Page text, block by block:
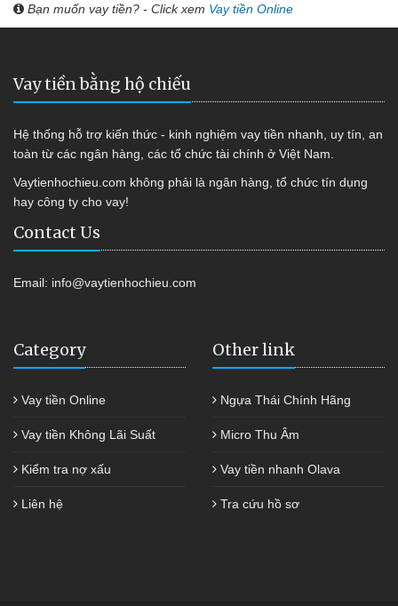
Bạn muốn vay tiền? - Click xem Vay tiền Online
Vay tiền bằng hộ chiếu
Hệ thống hỗ trợ kiến thức - kinh nghiệm vay tiền nhanh, uy tín, an
toàn từ các ngân hàng, các tổ chức tài chính ở Việt Nam.
Vaytienhochieu.com không phải là ngân hàng, tổ chức tín dụng
hay công ty cho vay!
Contact Us
Email: info@vaytienhochieu.com
Category
Vay tiền Online
Vay tiền Không Lãi Suất
Kiểm tra nợ xấu
Liên hệ
Other link
Ngựa Thái Chính Hãng
Micro Thu Âm
Vay tiền nhanh Olava
Tra cứu hồ sơ